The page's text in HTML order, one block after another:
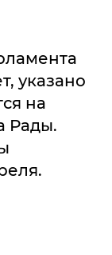
указано
на
Рады.